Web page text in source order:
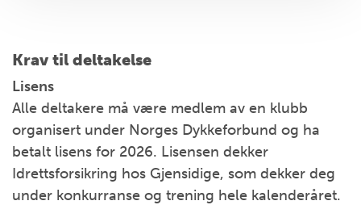
Krav til deltakelse
Lisens
Alle deltakere må være medlem av en klubb
organisert under Norges Dykkeforbund og ha
betalt lisens for 2026. Lisensen dekker
Idrettsforsikring hos Gjensidige, som dekker deg
under konkurranse og trening hele kalenderåret.